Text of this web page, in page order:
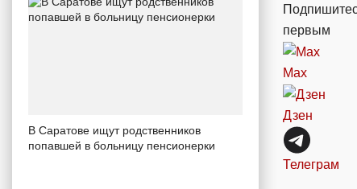
В Саратове ищут родственников
попавшей в больницу пенсионерки
первым
Max
Дзен
Телеграм